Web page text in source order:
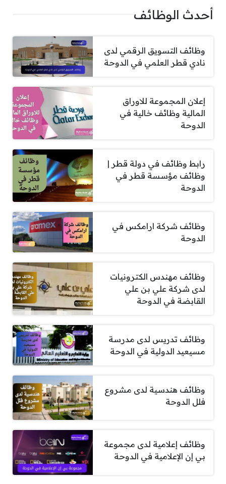
أحدث الوظائف
وظائف التسويق الرقمي لدى
نادي قطر العلمي في الدوحة
إعلان المجموعة للاوراق
المالية وظائف خالية في
الدوحة
رابط وظائف في دولة قطر |
وظائف مؤسسة قطر في
الدوحة
وظائف شركة ارامكس في
الدوحة
وظائف مهندس الكترونيات
لدى شركة علي بن علي
القابضة في الدوحة
وظائف تدريس لدى مدرسة
مسيعيد الدولية في الدوحة
وظائف هندسية لدى مشروع
فلل الدوحة
وظائف إعلامية لدى مجموعة
بي إن الإعلامية في الدوحة